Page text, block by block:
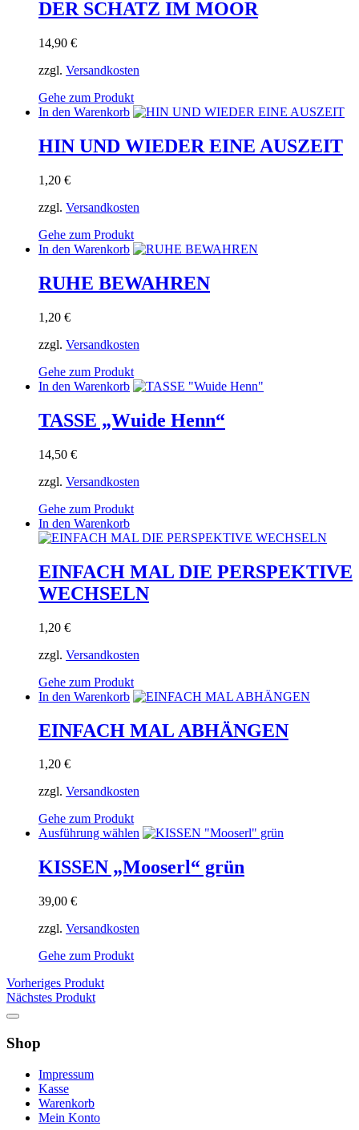
gewählt
DER SCHATZ IM MOOR
14,90 €
zzgl. Versandkosten
Gehe zum Produkt
In den Warenkorb
HIN UND WIEDER EINE AUSZEIT
1,20 €
zzgl. Versandkosten
Gehe zum Produkt
In den Warenkorb
RUHE BEWAHREN
1,20 €
zzgl. Versandkosten
Gehe zum Produkt
In den Warenkorb
TASSE „Wuide Henn“
14,50 €
zzgl. Versandkosten
Gehe zum Produkt
In den Warenkorb
EINFACH MAL DIE PERSPEKTIVE
WECHSELN
1,20 €
zzgl. Versandkosten
Gehe zum Produkt
In den Warenkorb
EINFACH MAL ABHÄNGEN
1,20 €
zzgl. Versandkosten
Gehe zum Produkt
Ausführung wählen Dieses
weist
mehrere
KISSEN „Mooserl“ grün
39,00 €
zzgl. Versandkosten
Gehe zum Produkt
Vorheriges Produkt
Nächstes Produkt
Shop
Impressum
Kasse
Warenkorb
Mein Konto